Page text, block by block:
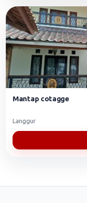
Mantap cotagge
Langgur